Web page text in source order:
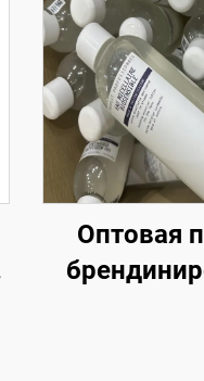
Оптовая